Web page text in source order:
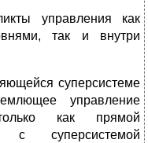
управления как
так и внутри
суперсистеме
управление
как прямой
с суперсистемой